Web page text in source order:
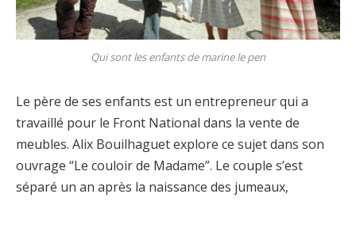
Qui sont les enfants de marine le pen
Le père de ses enfants est un entrepreneur qui a
travaillé pour le Front National dans la vente de
meubles. Alix Bouilhaguet explore ce sujet dans son
ouvrage “Le couloir de Madame”. Le couple s’est
séparé un an après la naissance des jumeaux,